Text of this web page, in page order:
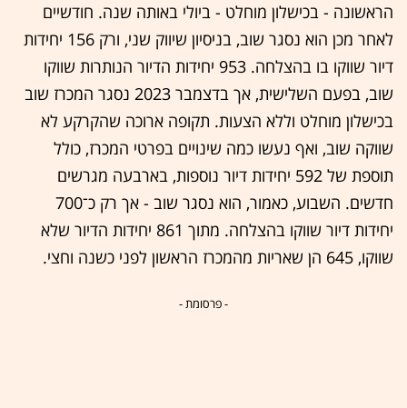
הראשונה - בכישלון מוחלט - ביולי באותה שנה. חודשיים
לאחר מכן הוא נסגר שוב, בניסיון שיווק שני, ורק 156 יחידות
דיור שווקו בו בהצלחה. 953 יחידות הדיור הנותרות שווקו
שוב, בפעם השלישית, אך בדצמבר 2023 נסגר המכרז שוב
בכישלון מוחלט וללא הצעות. תקופה ארוכה שהקרקע לא
שווקה שוב, ואף נעשו כמה שינויים בפרטי המכרז, כולל
תוספת של 592 יחידות דיור נוספות, בארבעה מגרשים
חדשים. השבוע, כאמור, הוא נסגר שוב - אך רק כ־700
יחידות דיור שווקו בהצלחה. מתוך 861 יחידות הדיור שלא
שווקו, 645 הן שאריות מהמכרז הראשון לפני כשנה וחצי.
- פרסומת -